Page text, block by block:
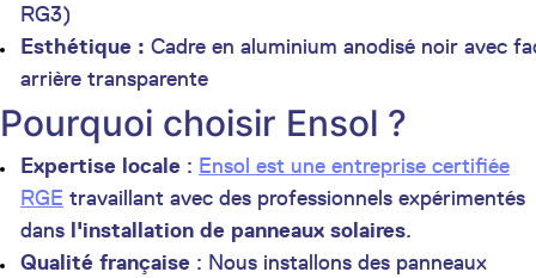
RG3)
Esthétique : Cadre en aluminium anodisé noir avec
arrière transparente
Pourquoi choisir Ensol ?
Expertise locale : Ensol est une entreprise certifiée
RGE travaillant avec des professionnels expérimentés
dans l'installation de panneaux solaires.
Qualité française : Nous installons des panneaux